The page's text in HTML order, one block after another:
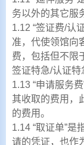
务以外的其它服
1.12 “签证费/认
准，代使领馆向
费，包括但不限
签证特急/认证特
1.13 “申请服务
其收取的费用，
的费用。
1.14 “取证单”是
请的凭证，也作